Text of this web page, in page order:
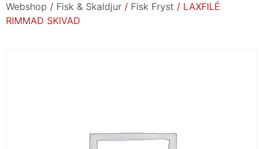
Webshop / Fisk & Skaldjur / Fisk Fryst / LAXFILÉ
RIMMAD SKIVAD